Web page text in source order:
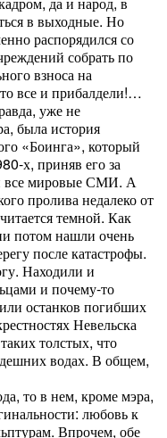
в выходные. Но
распорядился со
собрать по
взноса на
все и прибалдели!…
уже не
была история
«Боинга», который
х, приняв его за
все мировые СМИ. А
пролива недалеко от
темной. Как
потом нашли очень
после катастрофы.
Находили и
и почему-то
останков погибших
Невельска
толстых, что
водах. В общем,
то в нем, кроме мэра,
любовь к
Впрочем, обе